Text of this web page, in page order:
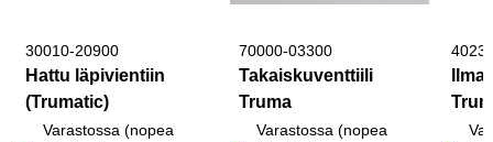
30010-20900
Hattu läpivientiin
(Trumatic)
Varastossa (nopea
70000-03300
Takaiskuventtiili
Truma
Varastossa (nopea